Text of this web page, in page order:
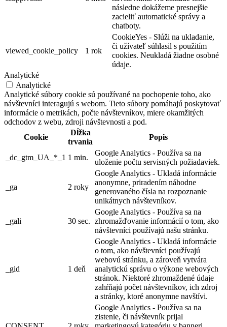
následne dokážeme presnejšie
zacieliť automatické správy a
chatboty.
viewed_cookie_policy 1 rok
CookieYes - Slúži na ukladanie,
či užívateľ súhlasil s použitím
cookies. Neukladá žiadne osobné
údaje.
Analytické
Analytické
Analytické súbory cookie sú používané na pochopenie toho, ako
návštevníci interagujú s webom. Tieto súbory pomáhajú poskytovať
informácie o metrikách, počte návštevníkov, miere okamžitých
odchodov z webu, zdroji návštevnosti a pod.
Cookie
Dĺžka
trvania
Popis
_dc_gtm_UA_*_1 1 min.
Google Analytics - Používa sa na
uloženie počtu servisných požiadaviek.
_ga 2 roky
Google Analytics - Ukladá informácie
anonymne, priradením náhodne
generovaného čísla na rozpoznanie
unikátnych návštevníkov.
_gali 30 sec.
Google Analytics - Používa sa na
zhromažďovanie informácií o tom, ako
návštevníci používajú našu stránku.
_gid 1 deň
Google Analytics - Ukladá informácie
o tom, ako návštevníci používajú
webovú stránku, a zároveň vytvára
analytickú správu o výkone webových
stránok. Niektoré zhromaždené údaje
zahŕňajú počet návštevníkov, ich zdroj
a stránky, ktoré anonymne navštívi.
Google Analytics - Používa sa na
zistenie, či návštevník prijal